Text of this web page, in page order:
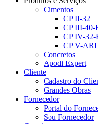
Cimentos
CP II-32
CP III-40-
CP IV-32-
CP V-ARI
Concretos
Apodi Expert
Cliente
Cadastro do
Grandes Obras
Fornecedor
Portal do
Sou Fornecedor